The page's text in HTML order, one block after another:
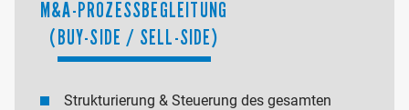
M&A-PROZESSBEGLEITUNG
(BUY-SIDE / SELL-SIDE)
Strukturierung & Steuerung des gesamten